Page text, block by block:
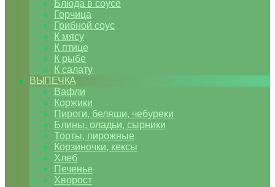
Блюда в соусе
Горчица
Грибной соус
К мясу
К птице
К рыбе
К салату
ВЫПЕЧКА
Вафли
Коржики
Пироги, беляши, чебуреки
Блины, оладьи, сырники
Торты, пирожные
Корзиночки, кексы
Хлеб
Печенье
Хворост